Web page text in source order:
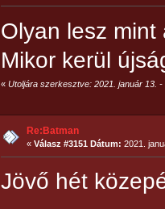
Olyan lesz mint
Mikor kerül
«Utoljára szerkesztve: 2021. január 13. -
Re:Batman
«Válasz #3151 Dátum: 2021.
Jövő hét